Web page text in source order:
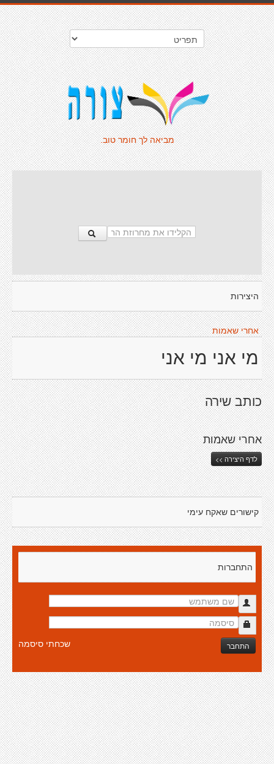
מביאה לך חומר טוב.
היצירות
אחרי שאמות
מי אני מי אני
כותב שירה
אחרי שאמות
לדף היצירה >>
קישורים שאקח עימי
התחברות
התחבר שכחתי סיסמה